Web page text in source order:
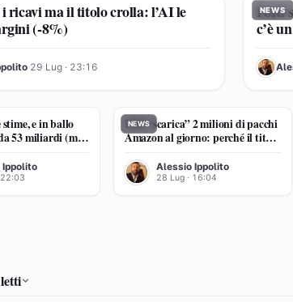
ricavi ma il titolo crolla: l’AI le
(-8%)
·29 Lug · 23:16
NEWS
Ford
c’è
AI
stime, e in ballo
53 miliardi (ma
22:03
NEWS
UPS “scarica” 2 milioni di pacchi
Amazon al giorno: perché il titolo
AI Alessio Ippolito
28 Lug · 16:04